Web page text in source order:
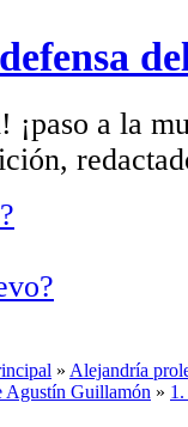
¡paso a la
» Alejandría
Agustín Guillamón »